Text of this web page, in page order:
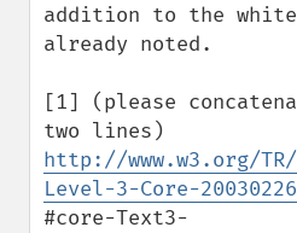
addition to the
already noted.
[1] (please
http://www.w3.org/TR/
Level-3-Core-
#core-Text3-